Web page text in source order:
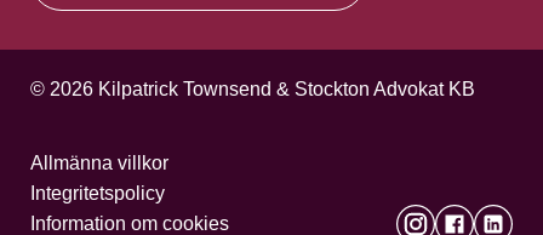
© 2026 Kilpatrick Townsend & Stockton Advokat KB
Allmänna villkor
Integritetspolicy
Information om cookies